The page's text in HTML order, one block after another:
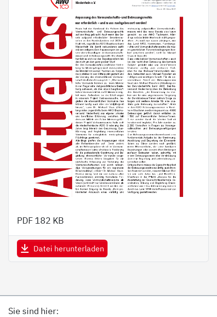
PDF 182 KB
Datei herunterladen
Sie sind hier: